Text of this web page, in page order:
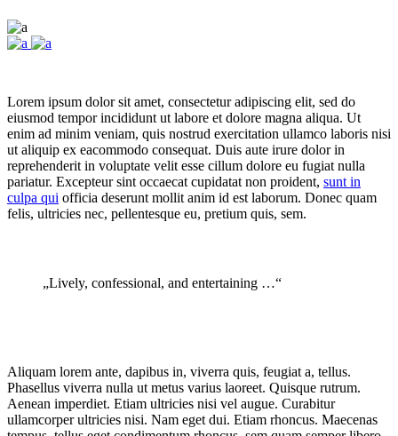
Lorem ipsum dolor sit amet, consectetur adipiscing elit, sed do
eiusmod tempor incididunt ut labore et dolore magna aliqua. Ut
enim ad minim veniam, quis nostrud exercitation ullamco laboris nisi
ut aliquip ex eacommodo consequat. Duis aute irure dolor in
reprehenderit in voluptate velit esse cillum dolore eu fugiat nulla
pariatur. Excepteur sint occaecat cupidatat non proident, sunt in
culpa qui officia deserunt mollit anim id est laborum. Donec quam
felis, ultricies nec, pellentesque eu, pretium quis, sem.
„Lively, confessional, and entertaining …“
Aliquam lorem ante, dapibus in, viverra quis, feugiat a, tellus.
Phasellus viverra nulla ut metus varius laoreet. Quisque rutrum.
Aenean imperdiet. Etiam ultricies nisi vel augue. Curabitur
ullamcorper ultricies nisi. Nam eget dui. Etiam rhoncus. Maecenas